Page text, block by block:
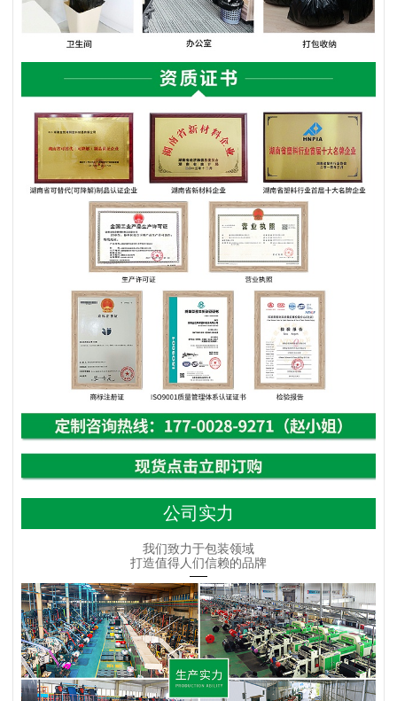
公司实力
我们致力于包装领域
打造值得人们信赖的品牌